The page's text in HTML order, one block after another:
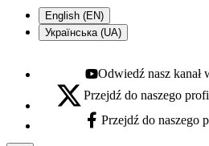
English (EN)
Українська (UA)
Youtube - otwiera się w nowej
Odwiedź nasz kanał
X - otwiera się w nowej karcie
Przejdź do naszego
Facebook - otwiera się w nowej
Przejdź do naszego